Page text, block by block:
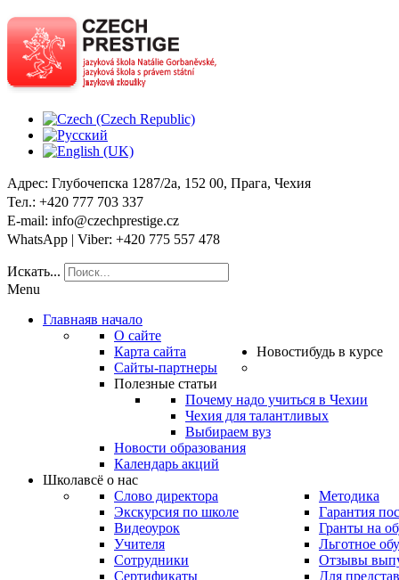
Адрес: Глубочепска 1287/2a, 152 00, Прага, Чехия
Тел.: +420 777 703 337
E-mail: info@czechprestige.cz
WhatsApp | Viber: +420 775 557 478
Искать...
Menu
Главнаяв начало
О сайте
Карта сайта
Сайты-партнеры
Новостибудь в курсе
Полезные статьи
Почему надо учиться в Чехии
Чехия для талантливых
Выбираем вуз
Новости образования
Календарь акций
Школавсё о нас
Слово директора
Экскурсия по школе
Видеоурок
Учителя
Сотрудники
Сертификаты
Методика
Гарантия
Гранты на
Льготное
Отзывы
Для